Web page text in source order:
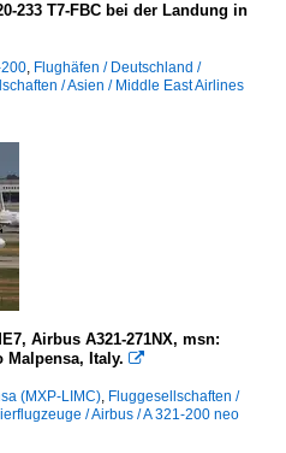
am Main (FRA-EDDF)
Paris "Charles de Gaulle" (CDG-LFPG)
233 T7-FBC bei der Landung in
, Flughäfen / Deutschland /
/ Asien / Middle East Airlines
Airbus A321-271NX, msn:
Malpensa, Italy. 
(MXP-LIMC), Fluggesellschaften /
/ Airbus / A 321-200 neo